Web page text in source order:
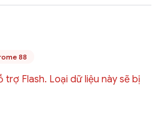
88
Flash. Loại dữ liệu này sẽ bị